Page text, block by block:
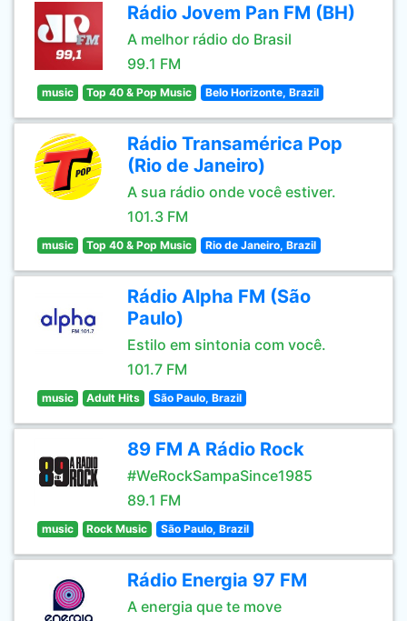
Rádio Jovem Pan FM (BH)
A melhor rádio do Brasil
99.1 FM
music Top 40 & Pop Music Belo Horizonte, Brazil
Rádio Transamérica Pop
(Rio de Janeiro)
A sua rádio onde você estiver.
101.3 FM
music Top 40 & Pop Music Rio de Janeiro, Brazil
Rádio Alpha FM (São
Paulo)
Estilo em sintonia com você.
101.7 FM
music Adult Hits São Paulo, Brazil
89 FM A Rádio Rock
#WeRockSampaSince1985
89.1 FM
music Rock Music São Paulo, Brazil
Rádio Energia 97 FM
A energia que te move